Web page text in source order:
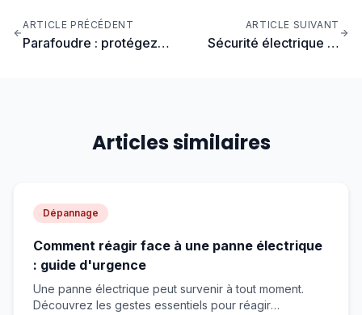
ARTICLE PRÉCÉDENT
Parafoudre : protégez
ARTICLE SUIVANT
Sécurité électrique et
Articles similaires
Dépannage
Comment réagir face à une panne électrique
: guide d'urgence
Une panne électrique peut survenir à tout moment.
Découvrez les gestes essentiels pour réagir